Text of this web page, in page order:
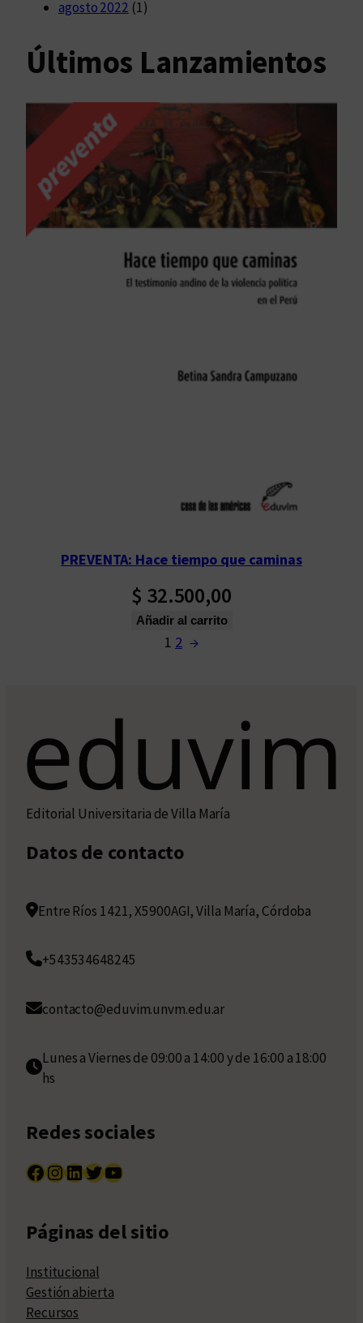
agosto 2022 (1)
Últimos Lanzamientos
PREVENTA: Hace tiempo que caminas
$ 32.500,00
Añadir al carrito
1 2 →
Editorial Universitaria de Villa María
Datos de contacto
Entre Ríos 1421, X5900AGI, Villa María, Córdoba
+543534648245
contacto@eduvim.unvm.edu.ar
Lunes a Viernes de 09:00 a 14:00 y de 16:00 a 18:00
hs
Redes sociales
Facebook InstagramLinkedIn Twitter YouTube
Páginas del sitio
Institucional
Gestión abierta
Recursos